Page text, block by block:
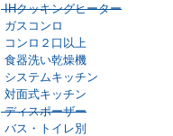
IHクッキングヒーター
ガスコンロ
コンロ２口以上
食器洗い乾燥機
システムキッチン
対面式キッチン
ディスポーザー
バス・トイレ別